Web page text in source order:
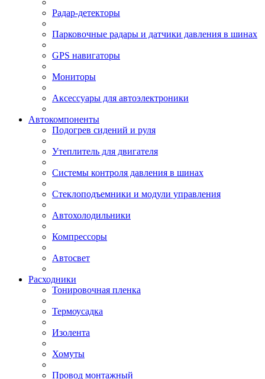
Радар-детекторы
Парковочные радары и датчики давления в шинах
GPS навигаторы
Мониторы
Аксессуары для автоэлектроники
Автокомпоненты
Подогрев сидений и руля
Утеплитель для двигателя
Системы контроля давления в шинах
Стеклоподъемники и модули управления
Автохолодильники
Компрессоры
Автосвет
Расходники
Тонировочная пленка
Термоусадка
Изолента
Хомуты
Провод монтажный